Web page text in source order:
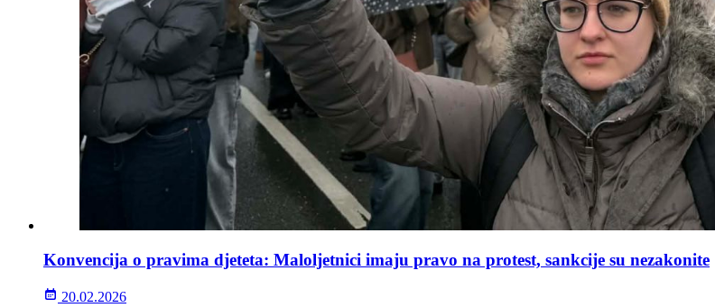
Konvencija o pravima djeteta: Maloljetnici imaju pravo na protest, sankcije su nezakonite
20.02.2026